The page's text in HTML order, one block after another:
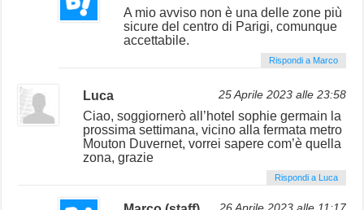
A mio avviso non è una delle zone più
sicure del centro di Parigi, comunque
accettabile.
Rispondi a Marco
Luca 25 Aprile 2023 alle 23:58
Ciao, soggiornerò all’hotel sophie germain la
prossima settimana, vicino alla fermata metro
Mouton Duvernet, vorrei sapere com’è quella
zona, grazie
Rispondi a Luca
26 Aprile 2023 alle 11:17